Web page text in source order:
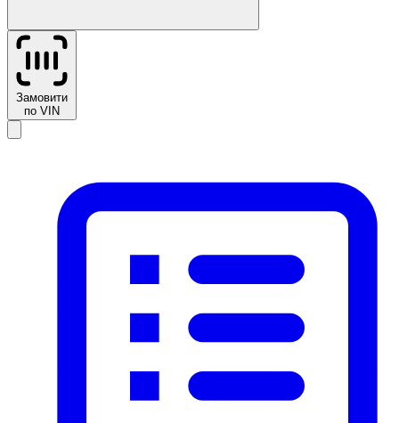
Замовити
по VIN